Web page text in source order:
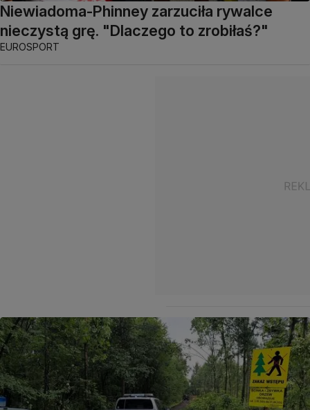
Niewiadoma-Phinney zarzuciła rywalce
nieczystą grę. "Dlaczego to zrobiłaś?"
EUROSPORT